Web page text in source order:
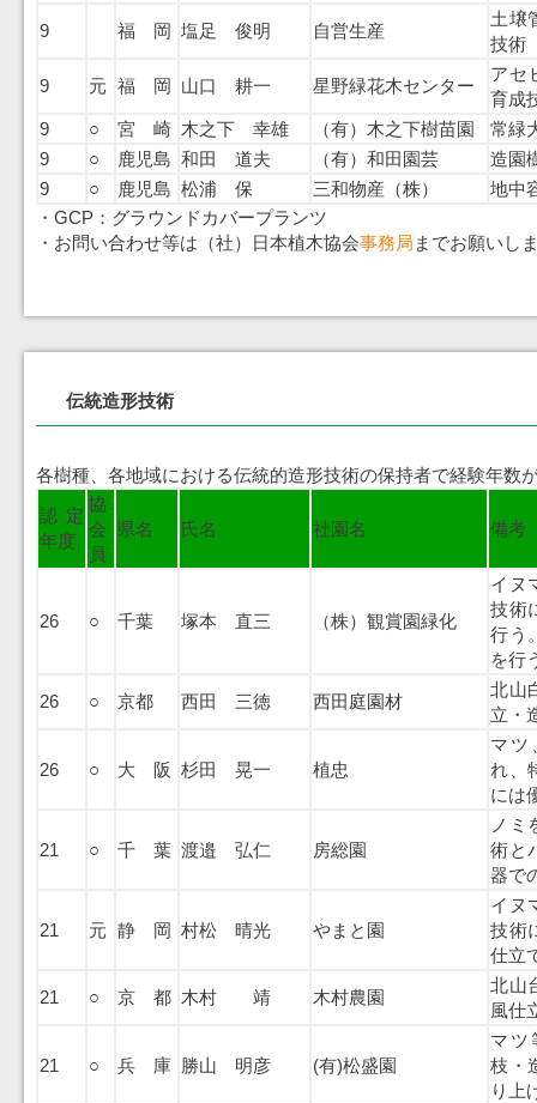
9 福 岡 塩足 俊明 自営生産
土壌
技術
9 元 福 岡 山口 耕一 星野緑花木センター
アセ
育成
9
○ 宮 崎 木之下 幸雄 （有）木之下樹苗園
常緑
9
○ 鹿児島 和田 道夫 （有）和田園芸
造園
9
○ 鹿児島 松浦 保 三和物産（株）
地中
・GCP：グラウンドカバープランツ
・お問い合わせ等は（社）日本植木協会事務局 までお願いし
伝統造形技術
各樹種、各地域における伝統的造形技術の保持者で経験年数
認定
年度
協
会
員
県名 氏名 社園名 備考
26 ○ 千葉 塚本 直三 （株）観賞園緑化
イヌ
技術
行う
を行
26 ○ 京都 西田 三徳 西田庭園材
北山
立・
26 ○ 大 阪 杉田 晃一 植忠
マツ
れ、
には
21 ○ 千 葉 渡邉 弘仁 房総園
ノミ
術と
器で
21 元 静 岡 村松 晴光 やまと園
イヌ
技術
仕立
21 ○ 京 都 木村 靖 木村農園
北山
風仕
21 ○ 兵 庫 勝山 明彦 (有)松盛園
マツ
枝・
り上